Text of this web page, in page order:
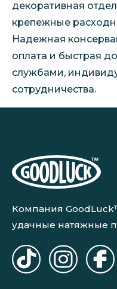
декоративная
крепежные
Надежная
оплата и быстрая
службами,
сотрудничества.
Компания
удачные натяжные